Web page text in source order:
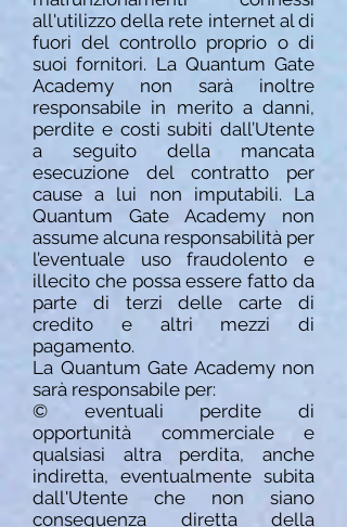
all'utilizzo della rete internet al di
fuori del controllo proprio o di
suoi fornitori. La Quantum Gate
Academy non sarà inoltre
responsabile in merito a danni,
perdite e costi subiti dall’Utente
a seguito della mancata
esecuzione del contratto per
cause a lui non imputabili. La
Quantum Gate Academy non
assume alcuna responsabilità per
l’eventuale uso fraudolento e
illecito che possa essere fatto da
parte di terzi delle carte di
credito e altri mezzi di
pagamento.
La Quantum Gate Academynon
sarà responsabile per:
© eventuali perdite di
opportunità commerciale e
qualsiasi altra perdita, anche
indiretta, eventualmente subita
dall'Utente che non siano
conseguenza diretta della